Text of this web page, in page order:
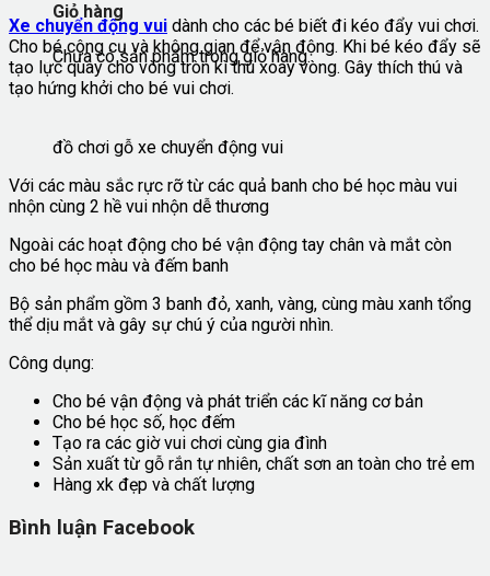
Giỏ hàng
Chưa có sản phẩm trong giỏ hàng.
Xe chuyển động vui dành cho các bé biết đi kéo đẩy vui chơi.
Cho bé công cụ và không gian để vận động. Khi bé kéo đẩy sẽ
tạo lực quay cho vòng tròn kì thú xoay vòng. Gây thích thú và
tạo hứng khởi cho bé vui chơi.
đồ chơi gỗ xe chuyển động vui
Với các màu sắc rực rỡ từ các quả banh cho bé học màu vui
nhộn cùng 2 hề vui nhộn dễ thương
Ngoài các hoạt động cho bé vận động tay chân và mắt còn
cho bé học màu và đếm banh
Bộ sản phẩm gồm 3 banh đỏ, xanh, vàng, cùng màu xanh tổng
thể dịu mắt và gây sự chú ý của người nhìn.
Công dụng:
Cho bé vận động và phát triển các kĩ năng cơ bản
Cho bé học số, học đếm
Tạo ra các giờ vui chơi cùng gia đình
Sản xuất từ gỗ rắn tự nhiên, chất sơn an toàn cho trẻ em
Hàng xk đẹp và chất lượng
Bình luận Facebook